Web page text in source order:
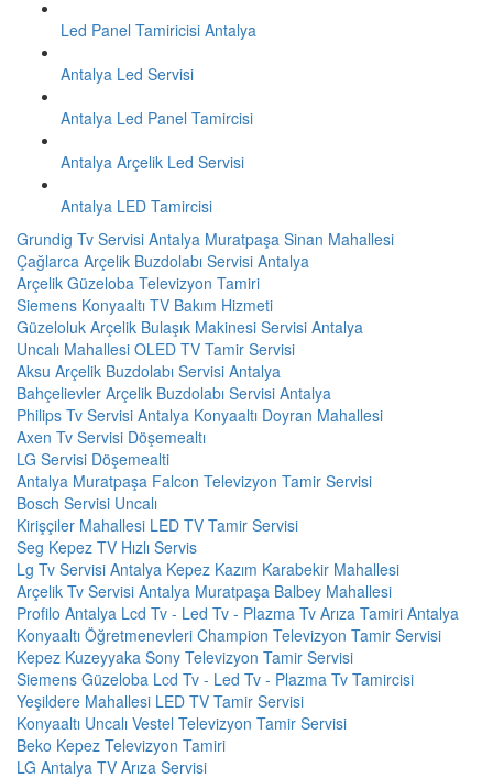
Led Panel Tamiricisi Antalya
Antalya Led Servisi
Antalya Led Panel Tamircisi
Antalya Arçelik Led Servisi
Antalya LED Tamircisi
Grundig Tv Servisi Antalya Muratpaşa Sinan Mahallesi
Çağlarca Arçelik Buzdolabı Servisi Antalya
Arçelik Güzeloba Televizyon Tamiri
Siemens Konyaaltı TV Bakım Hizmeti
Güzeloluk Arçelik Bulaşık Makinesi Servisi Antalya
Uncalı Mahallesi OLED TV Tamir Servisi
Aksu Arçelik Buzdolabı Servisi Antalya
Bahçelievler Arçelik Buzdolabı Servisi Antalya
Philips Tv Servisi Antalya Konyaaltı Doyran Mahallesi
Axen Tv Servisi Döşemealtı
LG Servisi Döşemealti
Antalya Muratpaşa Falcon Televizyon Tamir Servisi
Bosch Servisi Uncalı
Kirişçiler Mahallesi LED TV Tamir Servisi
Seg Kepez TV Hızlı Servis
Lg Tv Servisi Antalya Kepez Kazım Karabekir Mahallesi
Arçelik Tv Servisi Antalya Muratpaşa Balbey Mahallesi
Profilo Antalya Lcd Tv - Led Tv - Plazma Tv Arıza Tamiri Antalya
Konyaaltı Öğretmenevleri Champion Televizyon Tamir Servisi
Kepez Kuzeyyaka Sony Televizyon Tamir Servisi
Siemens Güzeloba Lcd Tv - Led Tv - Plazma Tv Tamircisi
Yeşildere Mahallesi LED TV Tamir Servisi
Konyaaltı Uncalı Vestel Televizyon Tamir Servisi
Beko Kepez Televizyon Tamiri
LG Antalya TV Arıza Servisi